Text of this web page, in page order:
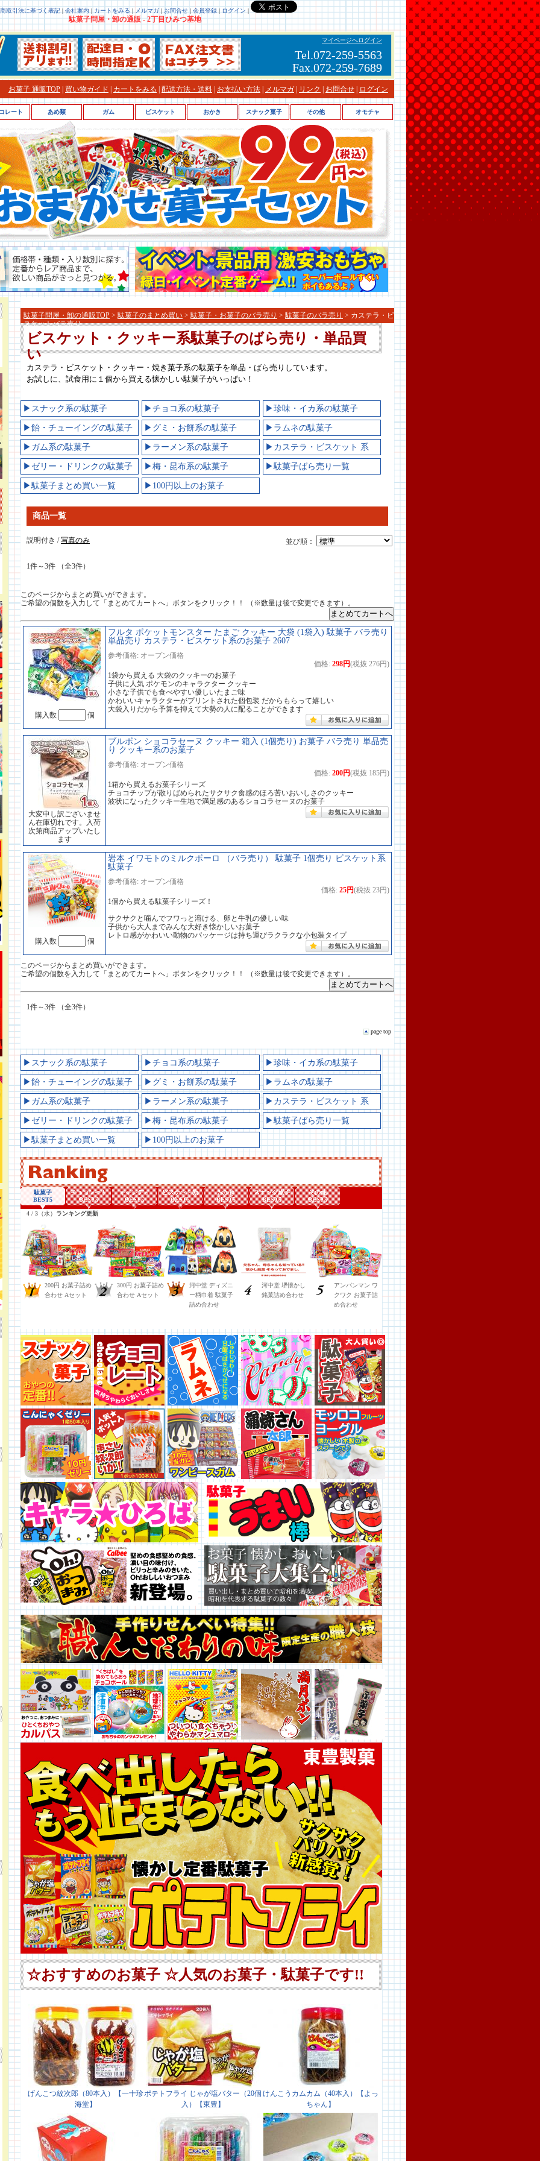
取引法に基づく表記 | 会社案内 | カートをみる | メルマガ| お問合せ| 会員登録| ログイン |
駄菓子問屋・卸の通販 - 2丁目ひみつ基地
マイページへログイン
Tel.072-259-5563
Fax.072-259-7689
お菓子 通販TOP 買い物ガイド カートをみる 配送方法・送料 お支払い方法 メルマガ リンク お問合せ ログイン
駄菓子問屋・卸の通販TOP >駄菓子のまとめ買い >駄菓子・お菓子のバラ売り >駄菓子のバラ売り > カステラ・ビ
スケットバラ売り
ビスケット・クッキー系駄菓子のばら売り・単品買
い
カステラ・ビスケット・クッキー・焼き菓子系の駄菓子を単品・ばら売りしています。
お試しに、試食用に１個から買える懐かしい駄菓子がいっぱい！
▶スナック系の駄菓子 ▶チョコ系の駄菓子 ▶珍味・イカ系の駄菓子
▶飴・チューイングの駄菓子 ▶グミ・お餅系の駄菓子 ▶ラムネの駄菓子
▶ガム系の駄菓子 ▶ラーメン系の駄菓子 ▶カステラ・ビスケット 系
▶ゼリー・ドリンクの駄菓子 ▶梅・昆布系の駄菓子 ▶駄菓子ばら売り一覧
▶駄菓子まとめ買い一覧 ▶100円以上のお菓子
商品一覧
並び順：
説明付き /写真のみ
1件～3件 （全3件）
このページからまとめ買いができます。
ご希望の個数を入力して「まとめてカートへ」ボタンをクリック！！ （※数量は後で変更できます）。
購入数 個
フルタ ポケットモンスター たまご クッキー 大袋 (1袋入) 駄菓子 バラ売り
単品売り カステラ・ビスケット系のお菓子 2607
参考価格: オープン価格
価格: 298円(税抜 276円)
1袋から買える 大袋のクッキーのお菓子
子供に人気 ポケモンのキャラクター クッキー
小さな子供でも食べやすい優しいたまご味
かわいいキャラクターがプリントされた個包装 だからもらって嬉しい
大袋入りだから予算を抑えて大勢の人に配ることができます
大変申し訳ございませ
ん在庫切れです。入荷
次第商品アップいたし
ます
ブルボン ショコラセーヌ クッキー 箱入 (1個売り) お菓子 バラ売り 単品売
り クッキー系のお菓子
参考価格: オープン価格
価格: 200円(税抜 185円)
1箱から買えるお菓子シリーズ
チョコチップが散りばめられたサクサク食感のほろ苦いおいしさのクッキー
波状になったクッキー生地で満足感のあるショコラセーヌのお菓子
購入数 個
岩本 イワモトのミルクボーロ （バラ売り） 駄菓子 1個売り ビスケット系
駄菓子
参考価格: オープン価格
価格: 25円(税抜 23円)
1個から買える駄菓子シリーズ！
サクサクと噛んでフワっと溶ける、卵と牛乳の優しい味
子供から大人までみんな大好き懐かしいお菓子
レトロ感がかわいい動物のパッケージは持ち運びラクラクな小包装タイプ
このページからまとめ買いができます。
ご希望の個数を入力して「まとめてカートへ」ボタンをクリック！！ （※数量は後で変更できます）。
1件～3件 （全3件）
page top
▶スナック系の駄菓子 ▶チョコ系の駄菓子 ▶珍味・イカ系の駄菓子
▶飴・チューイングの駄菓子 ▶グミ・お餅系の駄菓子 ▶ラムネの駄菓子
▶ガム系の駄菓子 ▶ラーメン系の駄菓子 ▶カステラ・ビスケット 系
▶ゼリー・ドリンクの駄菓子 ▶梅・昆布系の駄菓子 ▶駄菓子ばら売り一覧
▶駄菓子まとめ買い一覧 ▶100円以上のお菓子